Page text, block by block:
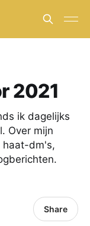
2021
ik dagelijks
Over mijn
haat-dm's,
Share